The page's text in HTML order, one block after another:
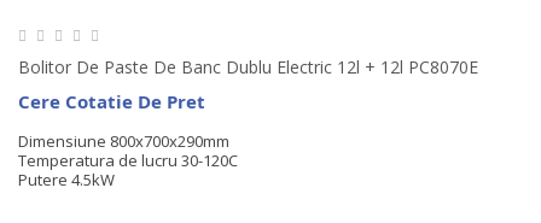
Bolitor De Paste De Banc Dublu Electric 12l + 12l PC8070E
Cere Cotatie De Pret
Dimensiune 800x700x290mm
Temperatura de lucru 30-120C
Putere 4.5kW